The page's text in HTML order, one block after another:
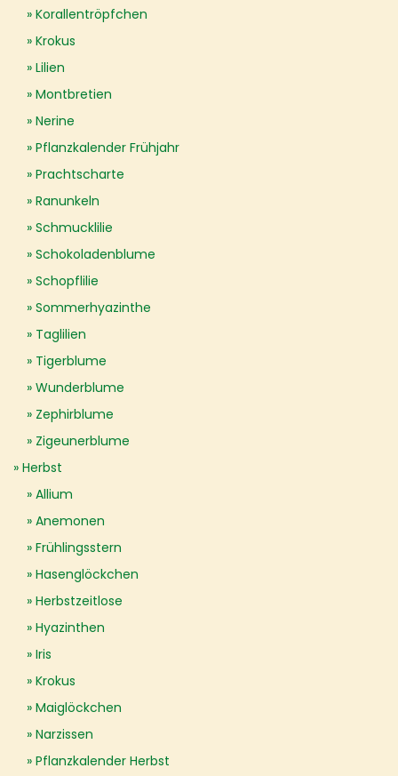
Korallentröpfchen
Krokus
Lilien
Montbretien
Nerine
Pflanzkalender Frühjahr
Prachtscharte
Ranunkeln
Schmucklilie
Schokoladenblume
Schopflilie
Sommerhyazinthe
Taglilien
Tigerblume
Wunderblume
Zephirblume
Zigeunerblume
Herbst
Allium
Anemonen
Frühlingsstern
Hasenglöckchen
Herbstzeitlose
Hyazinthen
Iris
Krokus
Maiglöckchen
Narzissen
Pflanzkalender Herbst